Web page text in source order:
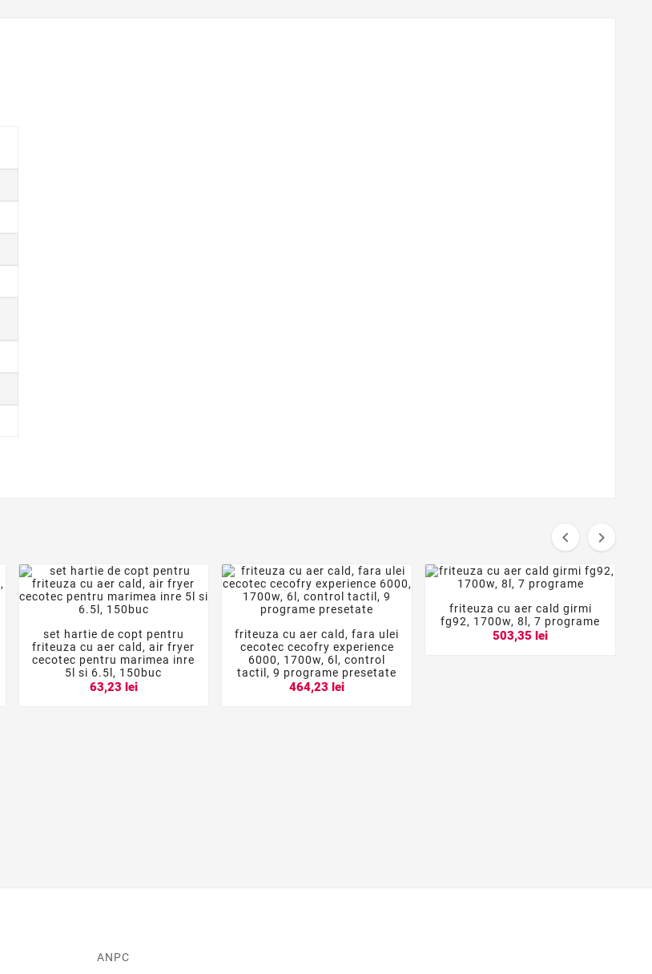
 
  
set hartie de copt pentru
friteuza cu aer cald, air fryer
cecotec pentru marimea inre
5l si 6.5l, 150buc
63,23 lei
  
friteuza cu aer cald, fara ulei
cecotec cecofry experience
6000, 1700w, 6l, control
tactil, 9 programe presetate
464,23 lei
  
friteuza cu aer cald girmi
fg92, 1700w, 8l, 7 programe
503,35 lei
ANPC